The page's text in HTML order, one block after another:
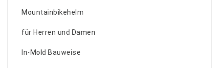
Mountainbikehelm
für Herren und Damen
In-Mold Bauweise